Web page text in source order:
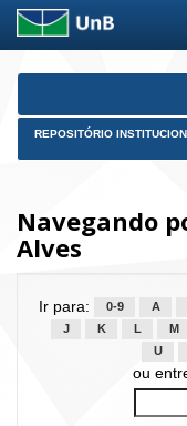
Skip
REPOSITÓRIO
Navegando
Alves
Ir para: 0-9 A
J
K L M
U
ou